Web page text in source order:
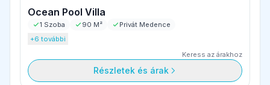
Ocean Pool Villa
1 Szoba 90 M²
Privát Medence
+6 további
Keress az árakhoz
Részletek és árak